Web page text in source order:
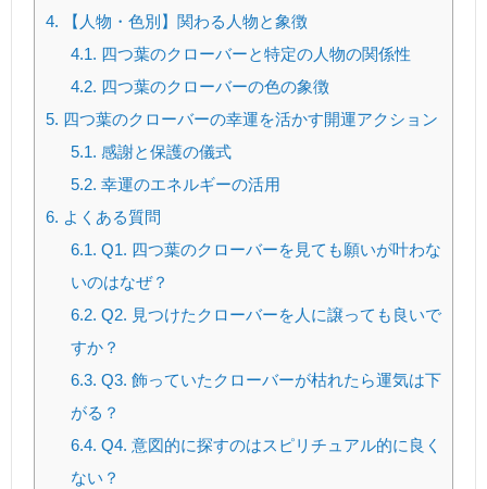
4. 【人物・色別】関わる人物と象徴
4.1. 四つ葉のクローバーと特定の人物の関係性
4.2. 四つ葉のクローバーの色の象徴
5. 四つ葉のクローバーの幸運を活かす開運アクション
5.1. 感謝と保護の儀式
5.2. 幸運のエネルギーの活用
6. よくある質問
6.1. Q1. 四つ葉のクローバーを見ても願いが叶わな
いのはなぜ？
6.2. Q2. 見つけたクローバーを人に譲っても良いで
すか？
6.3. Q3. 飾っていたクローバーが枯れたら運気は下
がる？
6.4. Q4. 意図的に探すのはスピリチュアル的に良く
ない？